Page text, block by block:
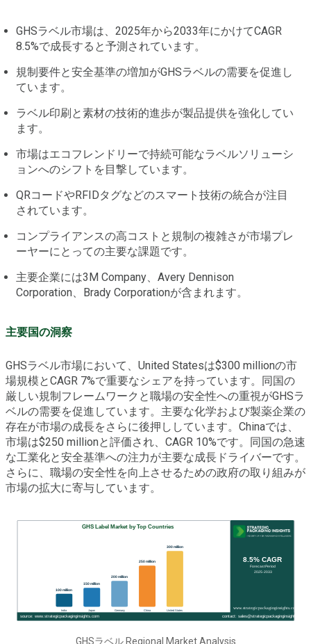
GHSラベル市場は、2025年から2033年にかけてCAGR
8.5%で成長すると予測されています。
規制要件と安全基準の増加がGHSラベルの需要を促進し
ています。
ラベル印刷と素材の技術的進歩が製品提供を強化してい
ます。
市場はエコフレンドリーで持続可能なラベルソリューシ
ョンへのシフトを目撃しています。
QRコードやRFIDタグなどのスマート技術の統合が注目
されています。
コンプライアンスの高コストと規制の複雑さが市場プレ
ーヤーにとっての主要な課題です。
主要企業には3M Company、Avery Dennison
Corporation、Brady Corporationが含まれます。
主要国の洞察
GHSラベル市場において、United Statesは$300 millionの市
場規模とCAGR 7%で重要なシェアを持っています。同国の
厳しい規制フレームワークと職場の安全性への重視がGHSラ
ベルの需要を促進しています。主要な化学および製薬企業の
存在が市場の成長をさらに後押ししています。Chinaでは、
市場は$250 millionと評価され、CAGR 10%です。同国の急速
な工業化と安全基準への注力が主要な成長ドライバーです。
さらに、職場の安全性を向上させるための政府の取り組みが
市場の拡大に寄与しています。
GHSラベル Regional Market Analysis